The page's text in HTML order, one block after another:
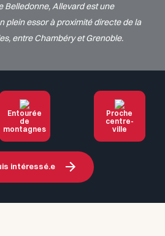
Allevard est une
plein essor à proximité directe de la
entre Chambéry et Grenoble.
Entourée
de
montagnes
Proche
centre-
ville
intéressé.e